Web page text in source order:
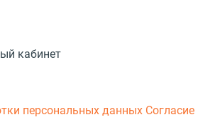
кабинет
персональных данных Согласие